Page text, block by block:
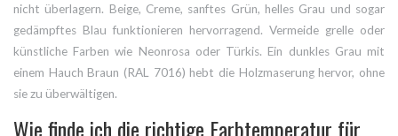
nicht überlagern. Beige, Creme, sanftes Grün, helles Grau und sogar
gedämpftes Blau funktionieren hervorragend. Vermeide grelle oder
künstliche Farben wie Neonrosa oder Türkis. Ein dunkles Grau mit
einem Hauch Braun (RAL 7016) hebt die Holzmaserung hervor, ohne
sie zu überwältigen.
Wie finde ich die richtige Farbtemperatur für